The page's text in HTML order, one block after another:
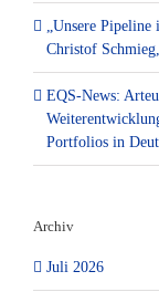
„Unsere
Christof
EQS-News:
Portfolios in
Archiv
Juli 2026